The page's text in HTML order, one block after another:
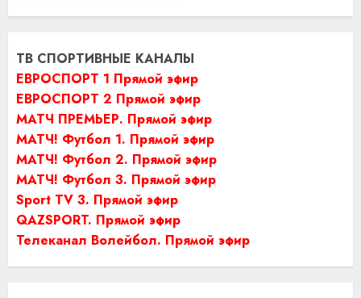
ТВ СПОРТИВНЫЕ КАНАЛЫ
ЕВРОСПОРТ 1 Прямой эфир
ЕВРОСПОРТ 2 Прямой эфир
МАТЧ ПРЕМЬЕР. Прямой эфир
МАТЧ! Футбол 1. Прямой эфир
МАТЧ! Футбол 2. Прямой эфир
МАТЧ! Футбол 3. Прямой эфир
Sport TV 3. Прямой эфир
QAZSPORT. Прямой эфир
Телеканал Волейбол. Прямой эфир